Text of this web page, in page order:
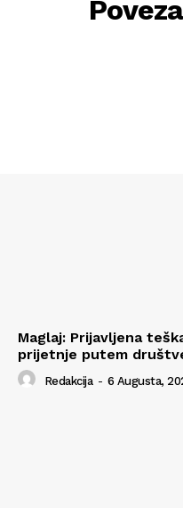
Maglaj: Prijavljena
prijetnje putem
Redakcija - 6 Augusta,